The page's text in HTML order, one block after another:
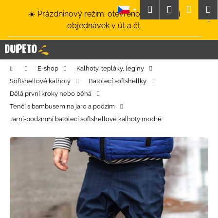
☀️ Prázdninový režim: otevřeno a odesílání
objednávek v út a čt.
HledatPřihlášení
Domů E-shop
Kalhoty, tepláky, legíny
Softshellové kalhoty
Batolecí softshellky
Dělá první kroky nebo běhá
Tenčí s bambusem na jaro a podzim
Jarní-podzimní batolecí softshellové kalhoty modré
í
k C
o
p
o
t
ř
b
e